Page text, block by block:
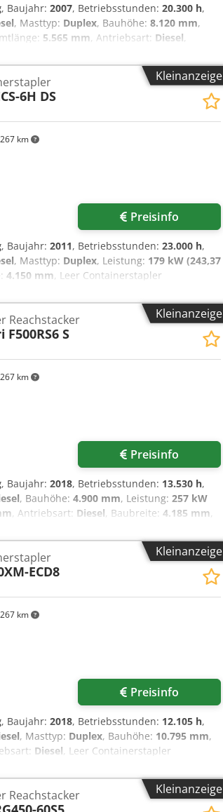
, Baujahr: 2007, Betriebsstunden: 20.300 h,
, Masttyp: Duplex, Bauhöhe: 8.120 mm,
5.565 mm, Antriebsart: Diesel,
2540 Masttyp: Duplex Getriebe: ZF WG190
Zustand Technisch: gut Bereifung
Zustand: 20 - 40% Bereifung hinten Typ:
80 - 100% 20-40ft side spreader
Kleinanzeige
km
6H DS
Preisinfo
, Baujahr: 2011, Betriebsstunden: 23.000 h,
, Masttyp: Duplex, Leistung: 179 kW (243,37
4.150 mm, Leer Containerstapler
Akweck Zustand:
Elme 594 ND double stacking 20-40ft
Kleinanzeige
km
Reachstacker
F500RS6 S
Preisinfo
, Baujahr: 2018, Betriebsstunden: 13.530 h,
, Bauhöhe: 4.900 mm, Leistung: 257 kW
, Antriebsart: Diesel, Baubreite: 4.185 mm,
TE32FF Zustand: Einsatzbereit und voll
Luft Bereifung vorne Grösse: 18.00-33
Grösse: 18.00-33 EN: hydraulic support
greasing system for chassis, boom +
automatic spreader adjustment
größerer Auslage 2x Zentralschmierung für
mit elektronischer Klimaanlage
Kleinanzeige
km
ECD8
Preisinfo
, Baujahr: 2018, Betriebsstunden: 12.105 h,
, Masttyp: Duplex, Bauhöhe: 10.795 mm,
Diesel, Leer Containerstapler
ZF WG211 automatic, 5/3 gears
sehr gut Bereifung vorne Grösse:
Grösse: 14.00-24 Bereifung hinten Zustand:
Kleinanzeige
Reachstacker